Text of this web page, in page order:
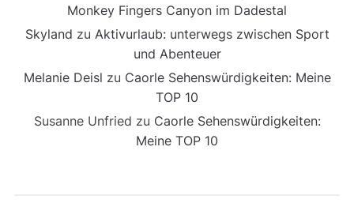
Monkey Fingers Canyon im Dadestal
Skyland zu Aktivurlaub: unterwegs zwischen Sport
und Abenteuer
Melanie Deisl zu Caorle Sehenswürdigkeiten: Meine
TOP 10
Susanne Unfried zu Caorle Sehenswürdigkeiten:
Meine TOP 10